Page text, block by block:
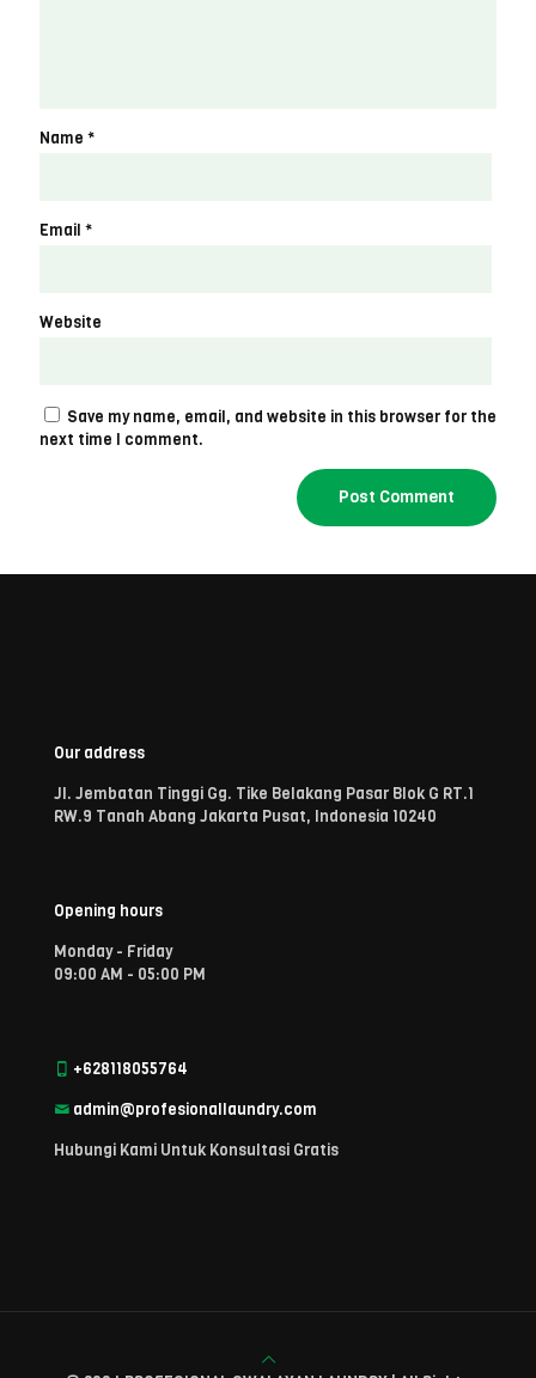
Name *
Email *
Website
Save my name, email, and website in this browser for the
next time I comment.
Our address
Jl. Jembatan Tinggi Gg. Tike Belakang Pasar Blok G RT.1
RW.9 Tanah Abang Jakarta Pusat, Indonesia 10240
Opening hours
Monday - Friday
09:00 AM - 05:00 PM
+628118055764
admin@profesionallaundry.com
Hubungi Kami Untuk Konsultasi Gratis